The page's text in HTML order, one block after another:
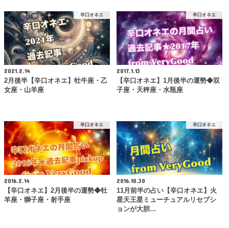
辛口オネエ
2021.2.14
2月後半【辛口オネエ】牡牛座・乙
女座・山羊座
辛口オネエ
2017.1.13
【辛口オネエ】1月後半の運勢◆双
子座・天秤座・水瓶座
辛口オネエ
2016.2.14
【辛口オネエ】2月後半の運勢◆牡
羊座・獅子座・射手座
辛口オネエ
2016.10.30
11月前半の占い【辛口オネエ】火
星天王星ミューチュアルリセプシ
ョンが大胆…